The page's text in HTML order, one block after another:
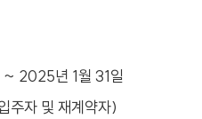
2025년 1월 31일
주자 및 재계약자)